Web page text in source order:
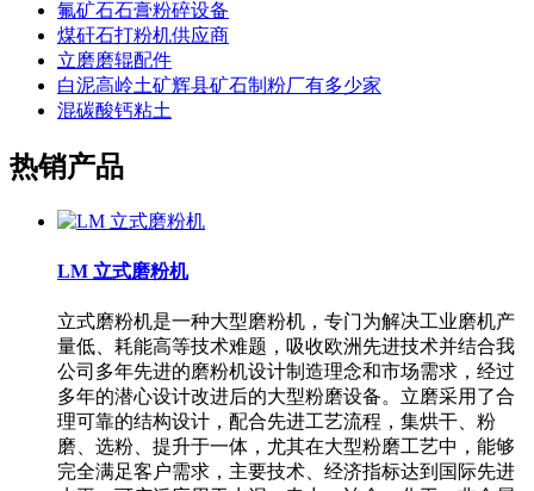
氟矿石石膏粉碎设备
煤矸石打粉机供应商
立磨磨辊配件
白泥高岭土矿辉县矿石制粉厂有多少家
混碳酸钙粘土
热销产品
LM 立式磨粉机
立式磨粉机是一种大型磨粉机，专门为解决工业磨机产
量低、耗能高等技术难题，吸收欧洲先进技术并结合我
公司多年先进的磨粉机设计制造理念和市场需求，经过
多年的潜心设计改进后的大型粉磨设备。立磨采用了合
理可靠的结构设计，配合先进工艺流程，集烘干、粉
磨、选粉、提升于一体，尤其在大型粉磨工艺中，能够
完全满足客户需求，主要技术、经济指标达到国际先进